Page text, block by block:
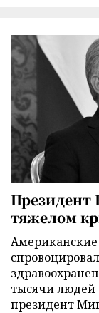
тяжелом
Американские
тысячи людей
президент